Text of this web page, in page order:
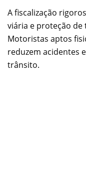
A fiscalização
viária e proteção de
Motoristas aptos
reduzem acidentes
trânsito.